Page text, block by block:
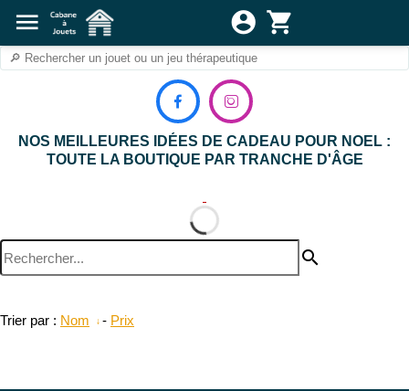
 
NOS MEILLEURES IDÉES DE CADEAU POUR NOEL :
TOUTE LA BOUTIQUE PAR TRANCHE D'ÂGE
search
Trier par : Nom - Prix
menu account_circle shopping_cart